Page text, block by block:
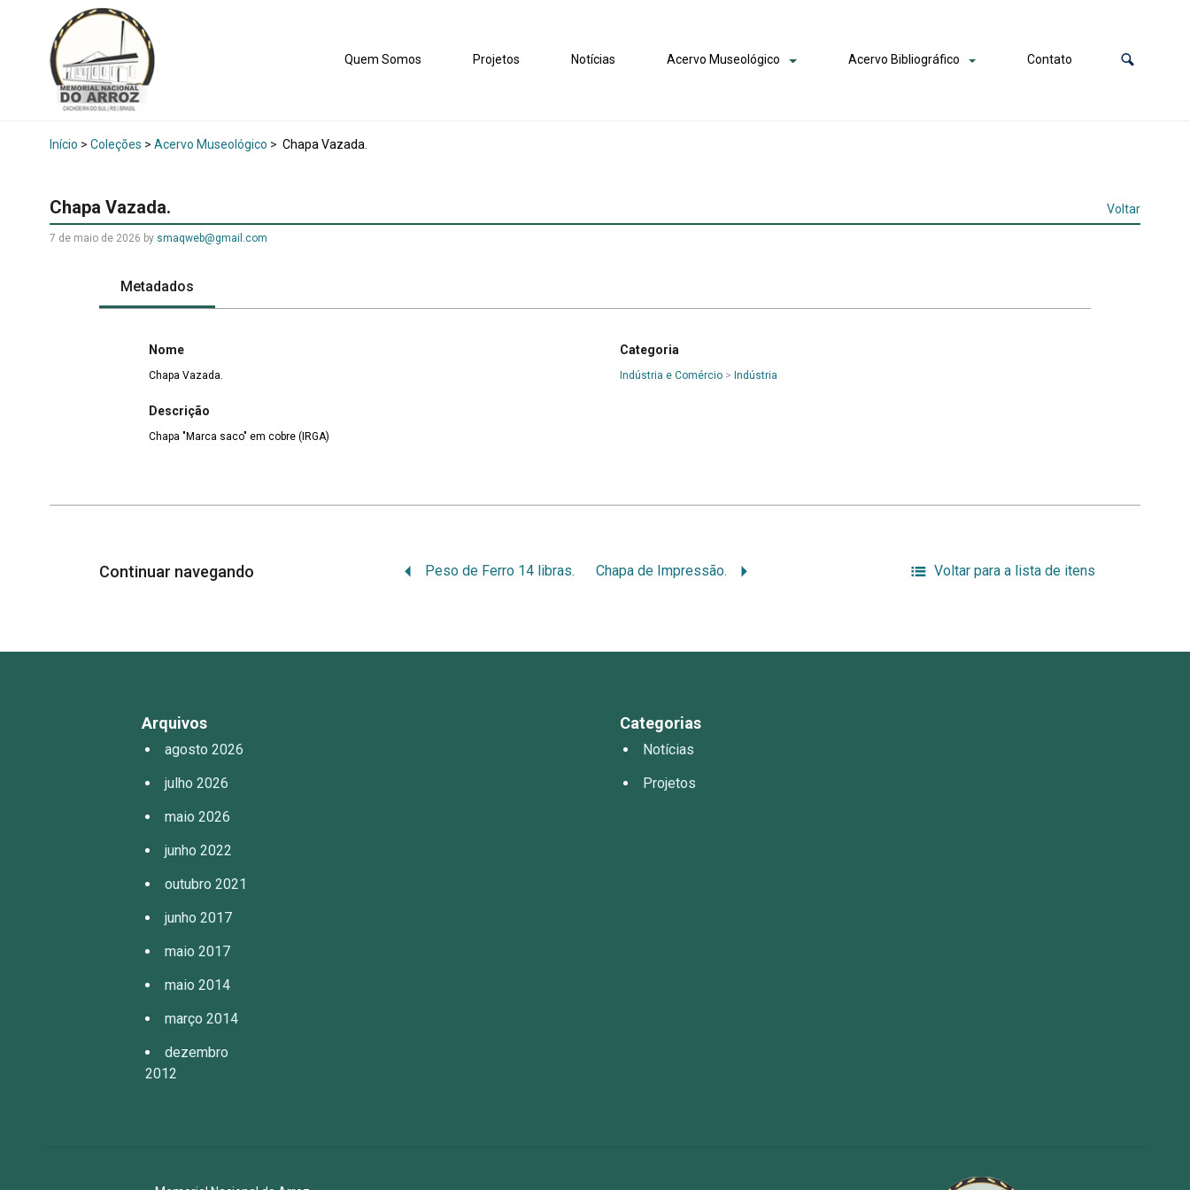
Quem Somos Projetos Notícias Acervo Museológico Acervo Bibliográfico Contato
Início > Coleções > Acervo Museológico > Chapa Vazada.
Chapa Vazada. Voltar
7 de maio de 2026 by smaqweb@gmail.com
Metadados
Nome
Chapa Vazada.
Descrição
Chapa "Marca saco" em cobre (IRGA)
Categoria
Indústria e Comércio > Indústria
Continuar navegando Peso de Ferro 14 libras. Chapa de Impressão. Voltar para a lista de itens
Arquivos
agosto 2026
julho 2026
maio 2026
junho 2022
outubro 2021
junho 2017
maio 2017
maio 2014
março 2014
dezembro
2012
Categorias
Notícias
Projetos